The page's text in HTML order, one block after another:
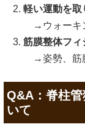
軽い運動を取
→ウォーキ
筋膜整体フィ
→姿勢、筋
Q&A：脊柱
いて